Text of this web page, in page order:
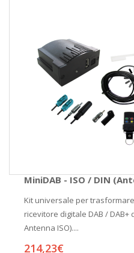
MiniDAB - ISO / DIN
Kit universale per
ricevitore digitale DAB /
Antenna ISO)....
214,23€